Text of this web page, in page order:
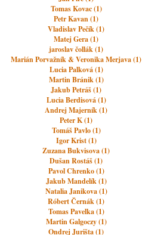
Tomas Kovac (1)
Petr Kavan (1)
Vladislav Pečík (1)
Matej Gera (1)
jaroslav čollák (1)
Marián Porvažník & Veronika Merjava (1)
Lucia Palková (1)
Martin Bránik (1)
Jakub Petráš (1)
Lucia Berdisová (1)
Andrej Majerník (1)
Peter K (1)
Tomáš Pavlo (1)
Igor Krist (1)
Zuzana Bukvisova (1)
Dušan Rostáš (1)
Pavol Chrenko (1)
Jakub Mandelík (1)
Natalia Janikova (1)
Róbert Černák (1)
Tomas Pavelka (1)
Martin Galgoczy (1)
Ondrej Jurišta (1)